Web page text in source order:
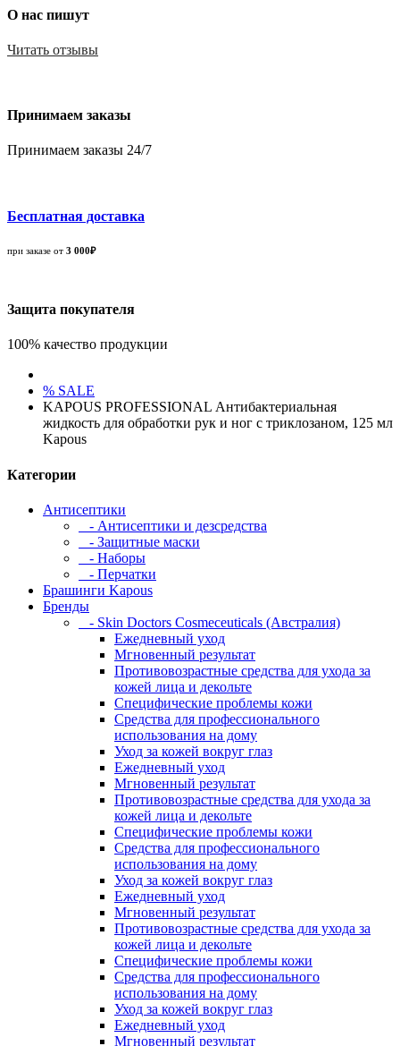
О нас пишут
Читать отзывы
Принимаем заказы
Принимаем заказы 24/7
Бесплатная доставка
при заказе от 3 000₽
Защита покупателя
100% качество продукции
% SALE
KAPOUS PROFESSIONAL Антибактериальная
жидкость для обработки рук и ног с триклозаном, 125 мл
Kapous
Категории
Антисептики
- Антисептики и дезсредства
- Защитные маски
- Наборы
- Перчатки
Брашинги Kapous
Бренды
- Skin Doctors Cosmeceuticals (Австралия)
Ежедневный уход
Мгновенный результат
Противовозрастные средства для ухода за
кожей лица и декольте
Специфические проблемы кожи
Средства для профессионального
использования на дому
Уход за кожей вокруг глаз
Ежедневный уход
Мгновенный результат
Противовозрастные средства для ухода за
кожей лица и декольте
Специфические проблемы кожи
Средства для профессионального
использования на дому
Уход за кожей вокруг глаз
Ежедневный уход
Мгновенный результат
Противовозрастные средства для ухода за
кожей лица и декольте
Специфические проблемы кожи
Средства для профессионального
использования на дому
Уход за кожей вокруг глаз
Ежедневный уход
Мгновенный результат